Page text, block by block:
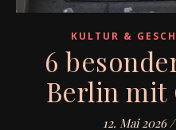
KULTUR &
6
Berlin mit
12. Mai 2026 /